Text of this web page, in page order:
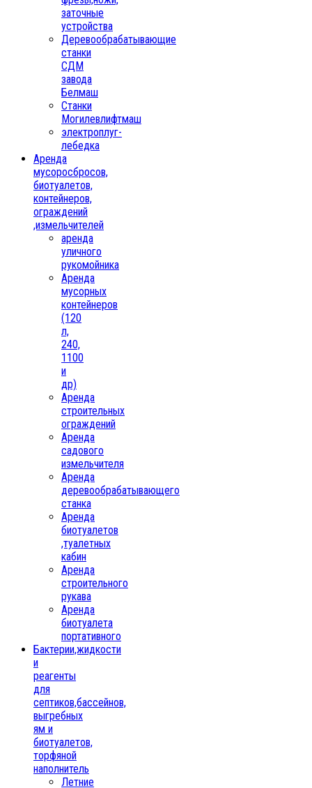
заточные
устройства
Деревообрабатывающие
станки
СДМ
завода
Белмаш
Станки
Могилевлифтмаш
электроплуг-
лебедка
Аренда
мусоросбросов,
биотуалетов,
контейнеров,
ограждений
,измельчителей
аренда
уличного
рукомойника
Аренда
мусорных
контейнеров
(120
л,
240,
1100
и
др)
Аренда
строительных
ограждений
Аренда
садового
измельчителя
Аренда
деревообрабатывающего
станка
Аренда
биотуалетов
,туалетных
кабин
Аренда
строительного
рукава
Аренда
биотуалета
портативного
Бактерии,жидкости
и
реагенты
для
септиков,бассейнов,
выгребных
ям и
биотуалетов,
торфяной
наполнитель
Летние